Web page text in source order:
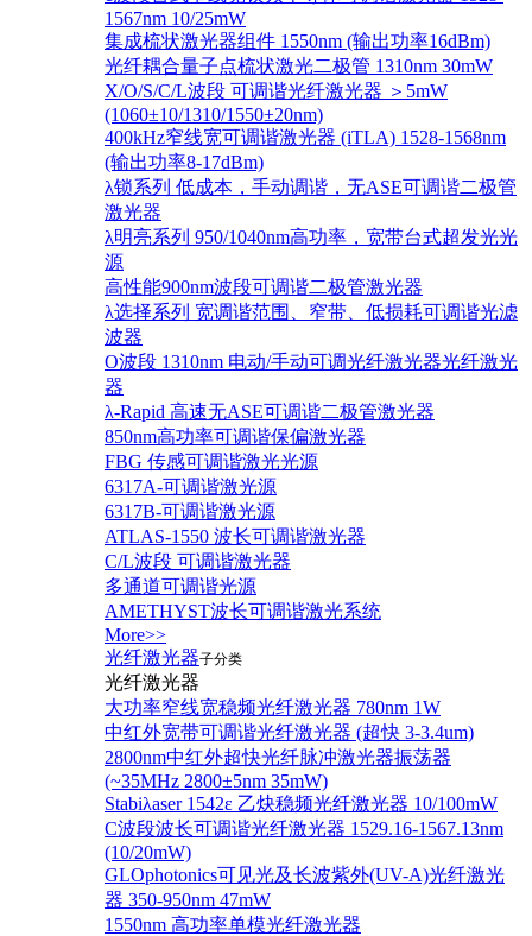
1567nm 10/25mW
集成梳状激光器组件 1550nm (输出功率16dBm)
光纤耦合量子点梳状激光二极管 1310nm 30mW
X/O/S/C/L波段 可调谐光纤激光器 ＞5mW
(1060±10/1310/1550±20nm)
400kHz窄线宽可调谐激光器 (iTLA) 1528-1568nm
(输出功率8-17dBm)
λ锁系列 低成本，手动调谐，无ASE可调谐二极管
激光器
λ明亮系列 950/1040nm高功率，宽带台式超发光光
源
高性能900nm波段可调谐二极管激光器
λ选择系列 宽调谐范围、窄带、低损耗可调谐光滤
波器
O波段 1310nm 电动/手动可调光纤激光器光纤激光
器
λ-Rapid 高速无ASE可调谐二极管激光器
850nm高功率可调谐保偏激光器
FBG 传感可调谐激光光源
6317A-可调谐激光源
6317B-可调谐激光源
ATLAS-1550 波长可调谐激光器
C/L波段 可调谐激光器
多通道可调谐光源
AMETHYST波长可调谐激光系统
More>>
光纤激光器子分类
光纤激光器
大功率窄线宽稳频光纤激光器 780nm 1W
中红外宽带可调谐光纤激光器 (超快 3-3.4um)
2800nm中红外超快光纤脉冲激光器振荡器
(~35MHz 2800±5nm 35mW)
Stabiλaser 1542ε 乙炔稳频光纤激光器 10/100mW
C波段波长可调谐光纤激光器 1529.16-1567.13nm
(10/20mW)
GLOphotonics可见光及长波紫外(UV-A)光纤激光
器 350-950nm 47mW
1550nm 高功率单模光纤激光器